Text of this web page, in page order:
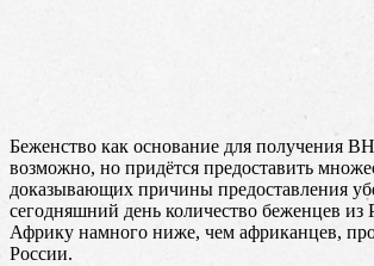
Беженство как основание для получения
возможно, но придётся предоставить
доказывающих причины предоставления
сегодняшний день количество беженцев
Африку намного ниже, чем африканцев,
России.